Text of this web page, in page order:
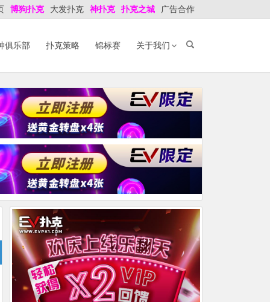
博狗扑克 大发扑克 神扑克 扑克之城 广告合作
俱乐部 扑克策略 锦标赛 关于我们